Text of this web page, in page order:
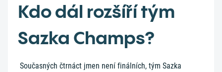
Kdo dál rozšíří tým
Sazka Champs?
Současných čtrnáct jmen není finálních, tým Sazka